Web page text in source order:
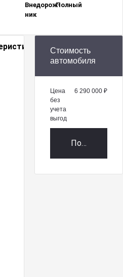
Внедорож­
ник
Полный
Стоимость
автомобиля
Цена
без
учета
выгод
6 290 000 ₽
Получить